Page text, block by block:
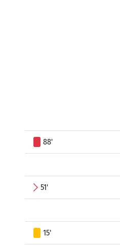
88'
51'
15'